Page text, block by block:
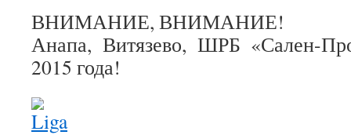
ВНИМАНИЕ, ВНИМАНИЕ!
Анапа, Витязево, ШРБ «Сален-
2015 года!